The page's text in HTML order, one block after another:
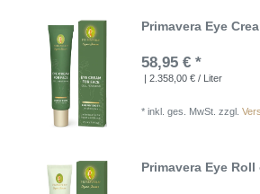
Primavera Eye
58,95 € *
| 2.358,00 € / Liter
*inkl. ges. MwSt. zzgl.
Primavera Eye Roll